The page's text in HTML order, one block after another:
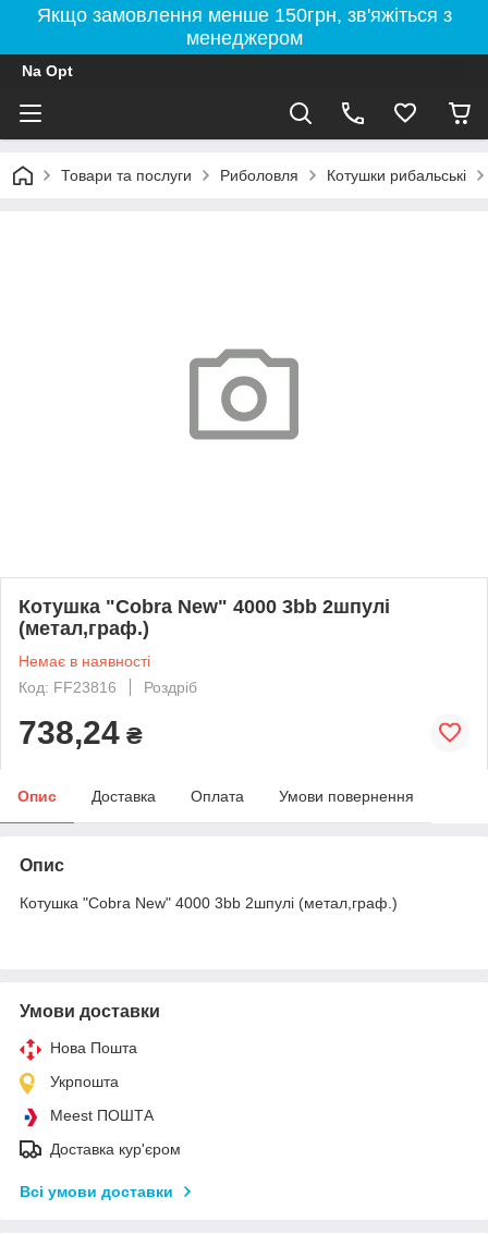
Якщо замовлення менше 150грн, зв'яжіться з
менеджером
Na Opt
Товари та послуги Риболовля Котушки рибальські
Котушка "Сobra New" 4000 3bb 2шпулі
(метал,граф.)
Немає в наявності
Код: FF23816
Роздріб
738,24 ₴
Опис Доставка Оплата Умови повернення
Опис
Котушка "Сobra New" 4000 3bb 2шпулі (метал,граф.)
Умови доставки
Нова Пошта
Укрпошта
Meest ПОШТА
Доставка кур'єром
Всі умови доставки